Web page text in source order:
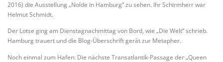
2016) die Ausstellung „Nolde in Hamburg“ zu sehen. Ihr Schirmherr war
Helmut Schmidt.
Der Lotse ging am Dienstagnachmittag von Bord, wie „Die Welt“ schrieb.
Hamburg trauert und die Blog-Überschrift gerät zur Metapher.
Noch einmal zum Hafen: Die nächste Transatlantik-Passage der „Queen